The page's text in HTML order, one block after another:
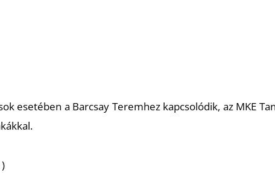
esetében a Barcsay Teremhez kapcsolódik, az MKE
)